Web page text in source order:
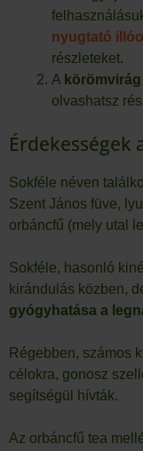
nyugtató
részleteket.
A
olvashatsz
Érdekességek
Sokféle néven
Szent János füve,
orbáncfű (mely utal
Sokféle, hasonló
kirándulás közben,
gyógyhatása a
Régebben, számos
célokra, gonosz
segítségül hívták.
Az orbáncfű tea